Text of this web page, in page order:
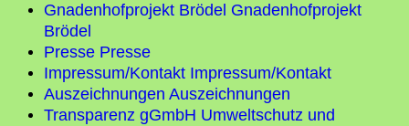
Gnadenhofprojekt Brödel Gnadenhofprojekt
Brödel
Presse Presse
Impressum/Kontakt Impressum/Kontakt
Auszeichnungen Auszeichnungen
Transparenz gGmbH Umweltschutz und